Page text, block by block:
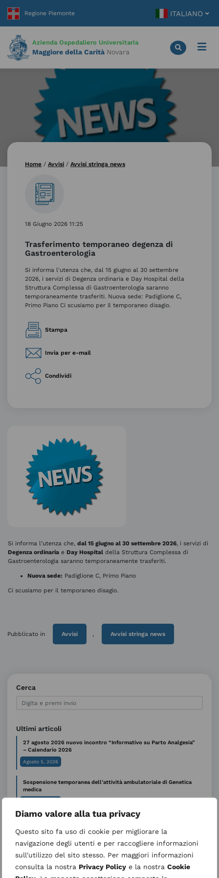
Diamo valore alla tua privacy
Questo sito fa uso di cookie per migliorare la
navigazione degli utenti e per raccogliere informazioni
sull'utilizzo del sito stesso. Per maggiori informazioni
consulta la nostra Privacy Policy e la nostra Cookie
contenuto
ITALIANO
Azienda Ospedaliero Universitaria
Maggiore della Carità Novara
Home / Avvisi / Avvisi stringa news
18 Giugno 2026 11:25
Trasferimento temporaneo degenza di
Gastroenterologia
Si informa l'utenza che, dal 15 giugno al 30 settembre
2026, i servizi di Degenza ordinaria e Day Hospital della
Struttura Complessa di Gastroenterologia saranno
temporaneamente trasferiti. Nuova sede: Padiglione C,
Primo Piano Ci scusiamo per il temporaneo disagio.
Stampa
Invia per e-mail
Condividi
Si informa l’utenza che, dal 15 giugno al 30 settembre 2026, i servizi di
Degenza ordinariae Day Hospitaldella Struttura Complessa di
Gastroenterologia saranno temporaneamente trasferiti.
Nuova sede: Padiglione C, Primo Piano
Ci scusiamo per il temporaneo disagio.
Pubblicato in Avvisi , Avvisi stringa news
Cerca
Ultimi articoli
27 agosto 2026 nuovo incontro “Informativo su Parto Analgesia”
– Calendario 2026
Agosto 5, 2026
Sospensione temporanea dell’attività ambulatoriale di Genetica
medica
Ondate di calore: le raccomandazioni per proteggere la salute
Luglio 15, 2026
Trasferimento temporaneo degenza di Gastroenterologia